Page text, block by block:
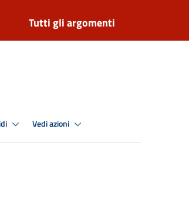
Tutti gli argomenti
Vedi azioni